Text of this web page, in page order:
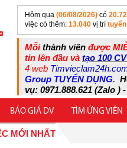
Hôm qua (06/08/2026) có
việc có thêm: 13.040 vị trí
Mỗithành viên được
tin lên đầu và tạo 100
4 web
Group TUYỂN DỤNG.
vụ: 0971.888.621 (Zalo )
BÁO GIÁ DV TÌM ỨNG VIÊN
MỚI NHẤT